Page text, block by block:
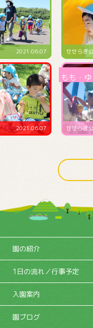
2021.06.07
2021.06.07
せせらぎ
せせらぎ
園の紹介
1日の流れ／行事予定
入園案内
園ブログ